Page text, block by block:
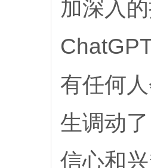
加深入
有任何
生调动
信心和